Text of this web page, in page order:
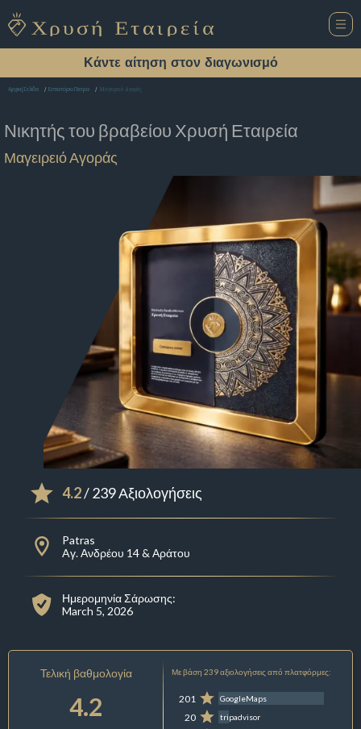
Κάντε αίτηση στον διαγωνισμό
Αρχική Σελίδα Εστιατόριο Πατρα Μαγειρειό Αγοράς
Νικητής του βραβείου Χρυσή Εταιρεία
Μαγειρειό Αγοράς
4.2/ 239 Αξιολογήσεις
Patras
Aγ. Ανδρέου 14 & Αράτου
Ημερομηνία Σάρωσης:
March 5, 2026
Τελική βαθμολογία
4.2
Με βάση 239 αξιολογήσεις από πλατφόρμες:
201 GoogleMaps
20 tripadvisor